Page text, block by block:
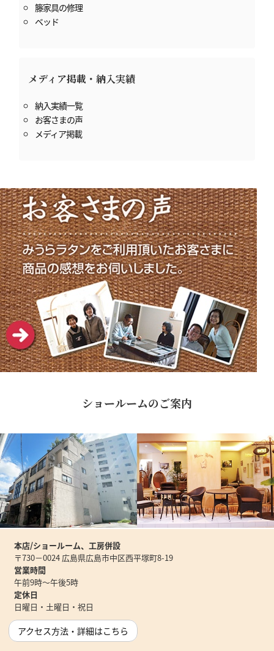
籐家具の修理
ベッド
メディア掲載・納入実績
納入実績一覧
お客さまの声
メディア掲載
ショールームのご案内
本店/ショールーム、工房併設
〒730－0024 広島県広島市中区西平塚町8-19
営業時間
午前9時～午後5時
定休日
日曜日・土曜日・祝日
アクセス方法・詳細はこちら